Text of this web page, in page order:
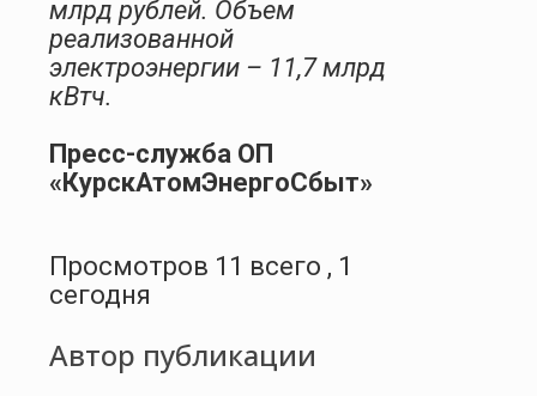
млрд рублей. Объем
реализованной
электроэнергии – 11,7 млрд
кВтч.
Пресс-служба ОП
«КурскАтомЭнергоСбыт»
Просмотров 11 всего , 1
сегодня
Автор публикации